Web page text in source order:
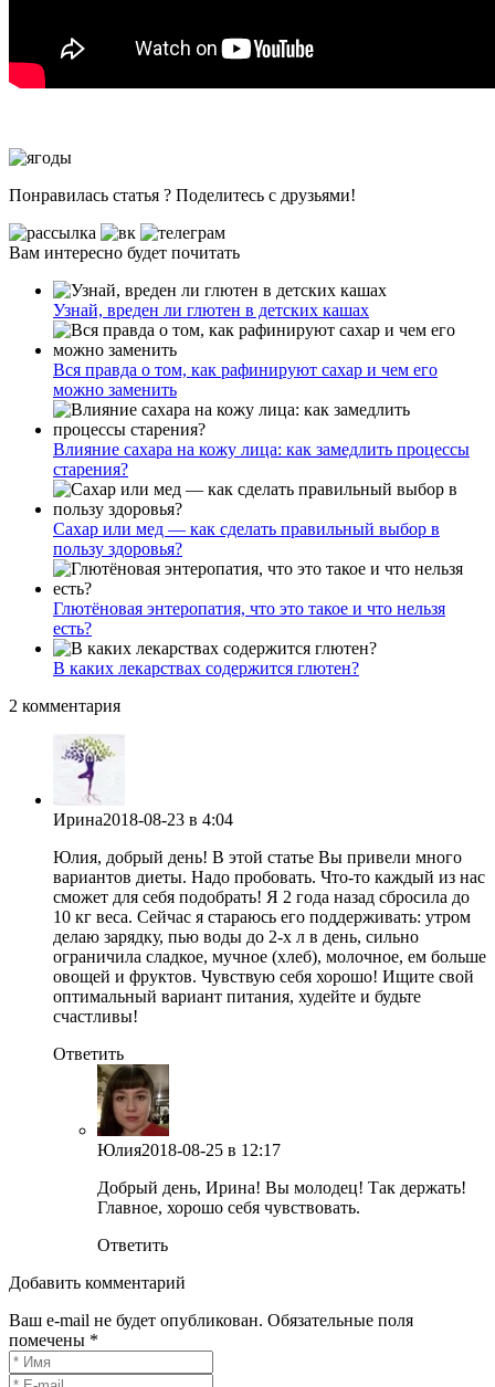
Понравилась статья ? Поделитесь с друзьями!
Вам интересно будет почитать
Узнай, вреден ли глютен в детских кашах
Вся правда о том, как рафинируют сахар и чем его
можно заменить
Влияние сахара на кожу лица: как замедлить процессы
старения?
Сахар или мед — как сделать правильный выбор в
пользу здоровья?
Глютёновая энтеропатия, что это такое и что нельзя
есть?
В каких лекарствах содержится глютен?
2 комментария
Ирина2018-08-23 в 4:04
Юлия, добрый день! В этой статье Вы привели много
вариантов диеты. Надо пробовать. Что-то каждый из нас
сможет для себя подобрать! Я 2 года назад сбросила до
10 кг веса. Сейчас я стараюсь его поддерживать: утром
делаю зарядку, пью воды до 2-х л в день, сильно
ограничила сладкое, мучное (хлеб), молочное, ем больше
овощей и фруктов. Чувствую себя хорошо! Ищите свой
оптимальный вариант питания, худейте и будьте
счастливы!
Ответить
Юлия2018-08-25 в 12:17
Добрый день, Ирина! Вы молодец! Так держать!
Главное, хорошо себя чувствовать.
Ответить
Добавить комментарий
Ваш e-mail не будет опубликован. Обязательные поля
помечены *